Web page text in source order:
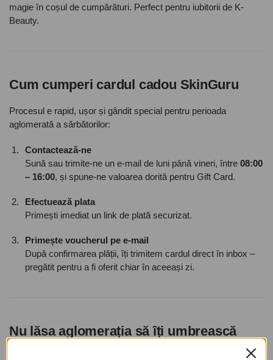
magie în coșul de cumpărături. Perfect pentru iubitorii de K-
Beauty.
Cum cumperi cardul cadou SkinGuru
Procesul e rapid, ușor și gândit special pentru perioada
aglomerată a sărbătorilor:
Contactează-ne
Sună sau trimite-ne un e-mail de luni până vineri, între 08:00
– 16:00, și spune-ne valoarea dorită pentru Gift Card.
Efectuează plata
Primești imediat un link de plată securizat.
Primește voucherul pe e-mail
După confirmarea plății, îți trimitem cardul direct în inbox –
pregătit pentru a fi oferit chiar în aceeași zi.
Nu lăsa aglomerația să îți umbrească